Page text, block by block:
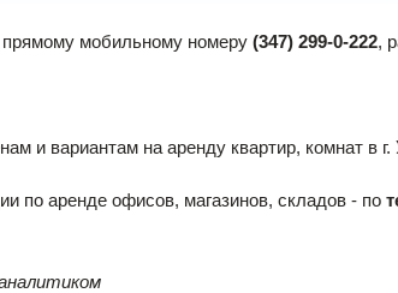
мобильному номеру (347) 299-0-222,
и вариантам на аренду квартир, комнат в
по аренде офисов, магазинов, складов - по